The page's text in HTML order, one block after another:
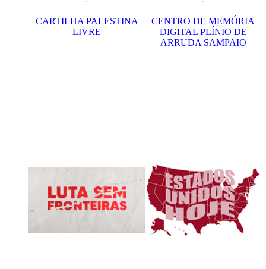
CARTILHA PALESTINA
LIVRE
CENTRO DE MEMÓRIA
DIGITAL PLÍNIO DE
ARRUDA SAMPAIO